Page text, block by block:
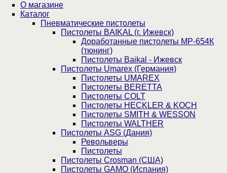
О магазине
Каталог
Пнев­ма­ти­чес­кие пистолеты
Пистолеты BAIKAL (г. Ижевск)
Доработанные пистолеты МР-654К
(тюнинг)
Пистолеты Baikal - Ижевск
Пистолеты Umarex (Германия)
Пистолеты UMAREX
Пистолеты BERETTA
Пистолеты COLT
Пистолеты HECKLER & KOCH
Пистолеты SMITH & WESSON
Пистолеты WALTHER
Пистолеты ASG (Дания)
Револьверы
Пистолеты
Пистолеты Crosman (США)
Пистолеты GAMO (Испания)